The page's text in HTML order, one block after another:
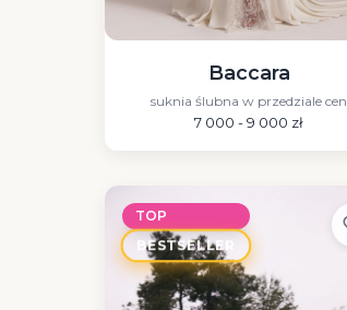
Baccara
suknia ślubna w przedziale cen
7 000 - 9 000 zł
TOP
BESTSELLER